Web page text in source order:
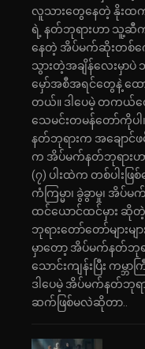
လူသားတွေနေတဲ့ နိုးထကမ္
ရဲ့ နတ်ဘုရားဟာ သူ့ဆီက
နေတဲ့ အိပ်မက်ဆိုးတစ်က
သွားတဲ့အချိန်လေးမှာ
မှော်အစီအရင်တွေနဲ့ ထေ
တယ်။ ဒါပေမဲ့ တကယ်တ
သေမင်းတမန်တော်ကိုပါ
နတ်ဘုရားက အချောင်
က အိပ်မက်နတ်ဘုရားဟ
(၇) ပါးထဲက တစ်ပါးဖြ
ကံကြမ္မာ၊ ခွဲခွာမှု၊ အိပ်မ
ထင်ယောင်ထင်မှား ဆိုတဲ့
ဘုရားတော်တော်များမ
မှာတော့ အိပ်မက်နတ်ဘုရ
သောင်းကျန်းပြီး ကမ္ဘ
ဒါပေမဲ့ အိပ်မက်နတ်ဘုရ
ဆက်ဖြစ်မလဲဆိုတာ..